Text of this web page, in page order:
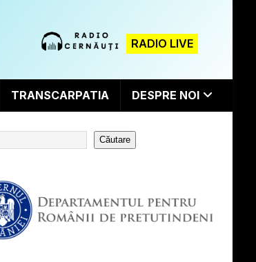
RADIO LIVE
TRANSCARPATIA DESPRE NOI
Căutare